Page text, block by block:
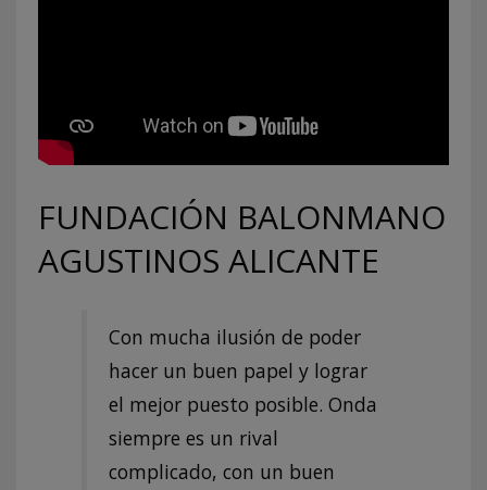
FUNDACIÓN BALONMANO
AGUSTINOS ALICANTE
Con mucha ilusión de poder
hacer un buen papel y lograr
el mejor puesto posible. Onda
siempre es un rival
complicado, con un buen